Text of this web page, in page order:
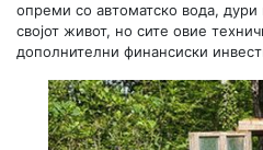
опреми со автоматско вода, дури
својот живот, но сите овие
дополнителни финансиски